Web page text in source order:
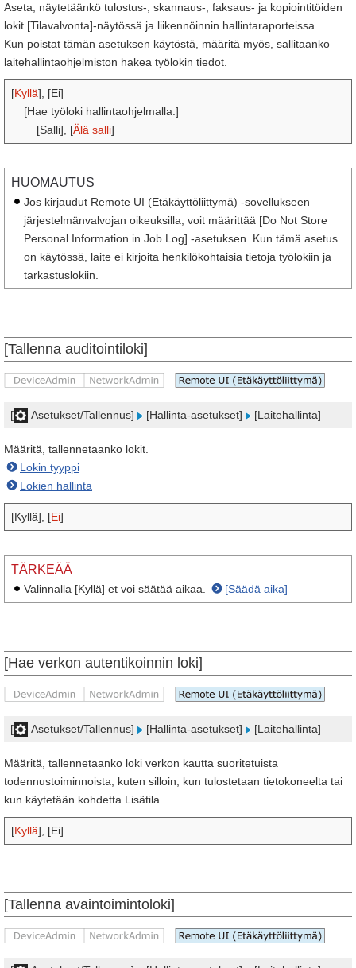
Aseta, näytetäänkö tulostus-, skannaus-, faksaus- ja kopiointitöiden
lokit [Tilavalvonta]-näytössä ja liikennöinnin hallintaraporteissa.
Kun poistat tämän asetuksen käytöstä, määritä myös, sallitaanko
laitehallintaohjelmiston hakea työlokin tiedot.
[Kyllä], [Ei]
[Hae työloki hallintaohjelmalla.]
[Salli], [Älä salli]
HUOMAUTUS
Jos kirjaudut Remote UI (Etäkäyttöliittymä) -sovellukseen
järjestelmänvalvojan oikeuksilla, voit määrittää [Do Not Store
Personal Information in Job Log] -asetuksen. Kun tämä asetus
on käytössä, laite ei kirjoita henkilökohtaisia tietoja työlokiin ja
tarkastuslokiin.
[Tallenna auditointiloki]
[ Asetukset/Tallennus] [Hallinta-asetukset] [Laitehallinta]
Määritä, tallennetaanko lokit.
Lokin tyyppi
Lokien hallinta
[Kyllä], [Ei]
TÄRKEÄÄ
Valinnalla [Kyllä] et voi säätää aikaa. [Säädä aika]
[Hae verkon autentikoinnin loki]
[ Asetukset/Tallennus] [Hallinta-asetukset] [Laitehallinta]
Määritä, tallennetaanko loki verkon kautta suoritetuista
todennustoiminnoista, kuten silloin, kun tulostetaan tietokoneelta tai
kun käytetään kohdetta Lisätila.
[Kyllä], [Ei]
[Tallenna avaintoimintoloki]